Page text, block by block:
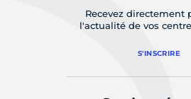
Recevez directement
l'actualité de vos
S'INSCRIRE